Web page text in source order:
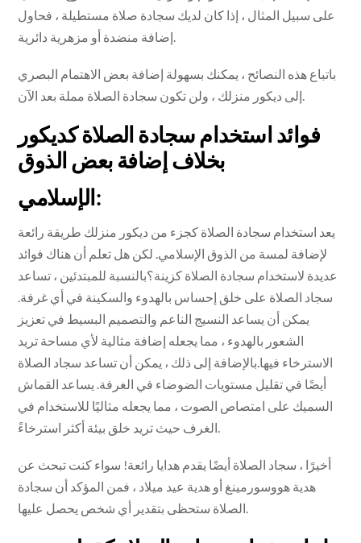
على سبيل المثال ، إذا كان لديك سجادة صلاة مستطيلة ، فحاول
باتباع هذه النصائح ، يمكنك بسهولة إضافة بعض الاهتمام البصري
فوائد استخدام سجادة الصلاة كديكور
بخلاف إضافة بعض الذوق
الإسلامي:
يعد استخدام سجادة الصلاة كجزء من ديكور منزلك طريقة رائعة
لإضافة لمسة من الذوق الإسلامي. لكن هل تعلم أن هناك فوائد
عديدة لاستخدام سجادة الصلاة كزينة؟بالنسبة للمبتدئين ، تساعد
سجاد الصلاة على خلق إحساس بالهدوء والسكينة في أي غرفة.
يمكن أن يساعد النسيج الناعم والتصميم البسيط في تعزيز
الشعور بالهدوء ، مما يجعله إضافة مثالية لأي مساحة تريد
الاسترخاء فيها.بالإضافة إلى ذلك ، يمكن أن تساعد سجاد الصلاة
أيضًا في تقليل مستويات الضوضاء في الغرفة. يساعد القماش
السميك على امتصاص الصوت ، مما يجعله مثاليًا للاستخدام في
الغرف حيث تريد خلق بيئة أكثر استرخاءً.
أخيرًا ، سجاد الصلاة أيضًا يقدم هدايا رائعة! سواء كنت تبحث عن
هدية هووسورمينغ أو هدية عيد ميلاد ، فمن المؤكد أن سجادة
الصلاة ستحظى بتقدير أي شخص يحصل عليها.